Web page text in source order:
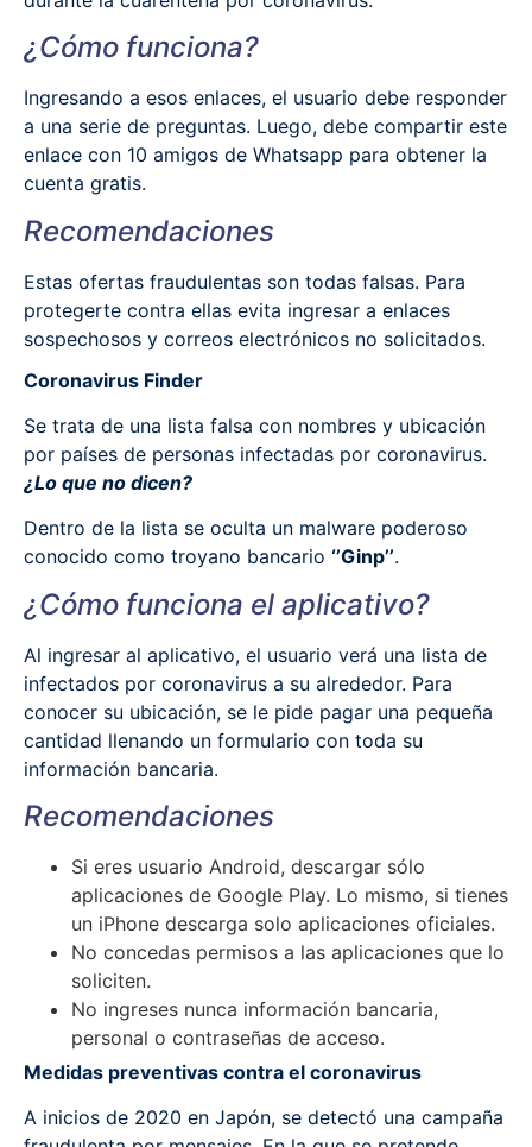
¿Cómo funciona?
Ingresando a esos enlaces, el usuario debe responder
a una serie de preguntas. Luego, debe compartir este
enlace con 10 amigos de Whatsapp para obtener la
cuenta gratis.
Recomendaciones
Estas ofertas fraudulentas son todas falsas. Para
protegerte contra ellas evita ingresar a enlaces
sospechosos y correos electrónicos no solicitados.
Coronavirus Finder
Se trata de una lista falsa con nombres y ubicación
por países de personas infectadas por coronavirus.
¿Lo que no dicen?
Dentro de la lista se oculta un malware poderoso
conocido como troyano bancario ‘’Ginp’’.
¿Cómo funciona el aplicativo?
Al ingresar al aplicativo, el usuario verá una lista de
infectados por coronavirus a su alrededor. Para
conocer su ubicación, se le pide pagar una pequeña
cantidad llenando un formulario con toda su
información bancaria.
Recomendaciones
Si eres usuario Android, descargar sólo
aplicaciones de Google Play. Lo mismo, si tienes
un iPhone descarga solo aplicaciones oficiales.
No concedas permisos a las aplicaciones que lo
soliciten.
No ingreses nunca información bancaria,
personal o contraseñas de acceso.
Medidas preventivas contra el coronavirus
A inicios de 2020 en Japón, se detectó una campaña